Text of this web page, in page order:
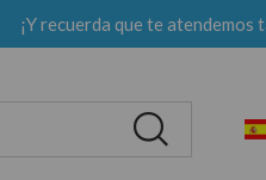
¡Y recuerda que te atendemos